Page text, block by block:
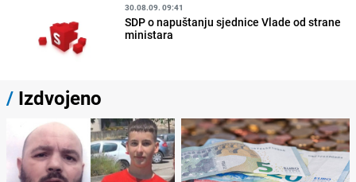
30.08.09. 09:41
SDP o napuštanju sjednice Vlade od strane
ministara
/ Izdvojeno